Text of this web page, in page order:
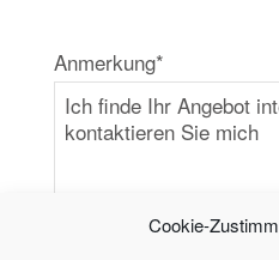
Cookie-
Anmerkung*